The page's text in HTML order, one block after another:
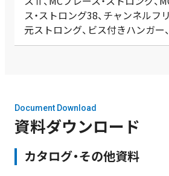
ス・ストロング38、チャンネルフ
元ストロング、ビス付きハンガー
Document Download
資料ダウンロード
カタログ・その他資料